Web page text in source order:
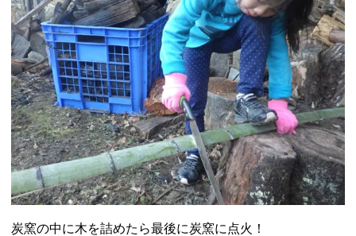
炭窯の中に木を詰めたら最後に炭窯に点火！